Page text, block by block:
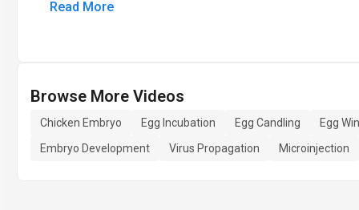
Read More
Browse More Videos
Chicken Embryo Egg Incubation Egg Candling Egg
Embryo Development
Virus Propagation Microinjection